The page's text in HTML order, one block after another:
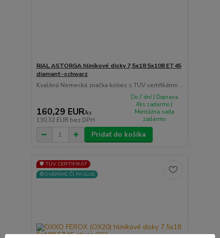
RIAL ASTORGA hliníkové disky 7,5x18 5x108 ET45
diamant-schwarz
Kvalitná Nemecká značka kolies s TUV certifikátmi ...
160,29 EUR/ks
130,32 EUR bez DPH
Do 7 dní | Doprava
4ks zadarmo |
Montážna sada
zadarmo
Pridať do košíka
🛡️ TÜV CERTIFIKÁT
⚙️OVERÍME ČI PASUJE